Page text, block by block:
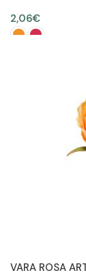
2,06€
VARA ROSA